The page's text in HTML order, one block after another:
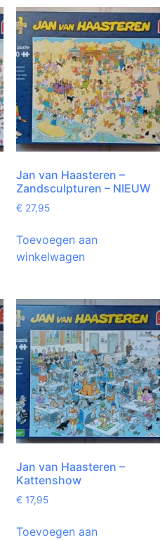
Jan van Haasteren –
Zandsculpturen – NIEUW
€ 27,95
Toevoegen aan
winkelwagen
Jan van Haasteren –
Kattenshow
€ 17,95
Toevoegen aan